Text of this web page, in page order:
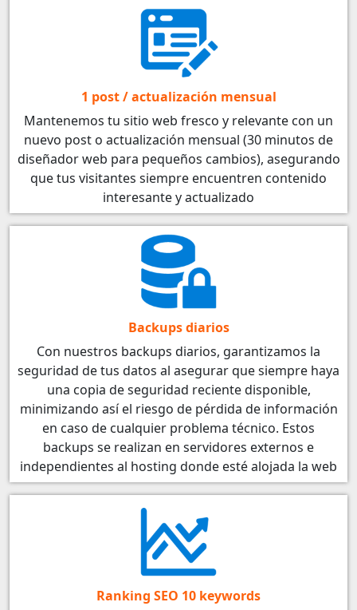
1 post / actualización mensual
Mantenemos tu sitio web fresco y relevante con un
nuevo post o actualización mensual (30 minutos de
diseñador web para pequeños cambios), asegurando
que tus visitantes siempre encuentren contenido
interesante y actualizado
Backups diarios
Con nuestros backups diarios, garantizamos la
seguridad de tus datos al asegurar que siempre haya
una copia de seguridad reciente disponible,
minimizando así el riesgo de pérdida de información
en caso de cualquier problema técnico. Estos
backups se realizan en servidores externos e
independientes al hosting donde esté alojada la web
Ranking SEO 10 keywords